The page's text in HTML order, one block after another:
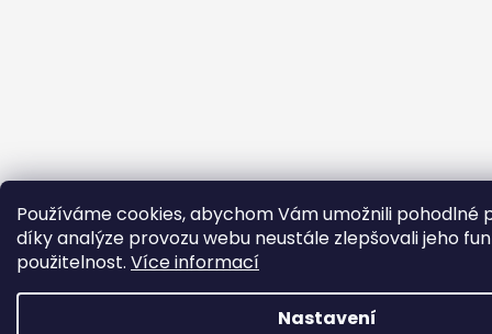
Používáme cookies, abychom Vám umožnili pohodlné
díky analýze provozu webu neustále zlepšovali jeho
použitelnost. Více informací
Nastavení